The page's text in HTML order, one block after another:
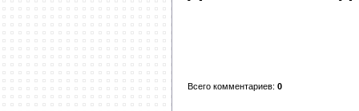
Всего комментариев: 0